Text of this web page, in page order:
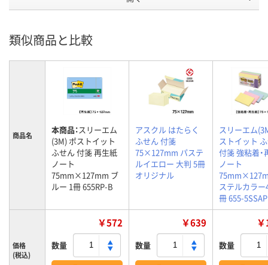
類似商品と比較
商品名 本商品：スリーエム
(3M) ポストイット
ふせん 付箋 再生紙
ノート
75mm×127mm ブ
ルー 1冊 655RP-B
アスクル はたらく
ふせん 付箋
75×127mm パステ
ルイエロー 大判 5冊
オリジナル
スリーエム
ストイット
付箋 強粘着・
ノート
ステルカラー
冊 655-5SSAP
価格
(税込)
￥572
数量
￥639
数量 数量